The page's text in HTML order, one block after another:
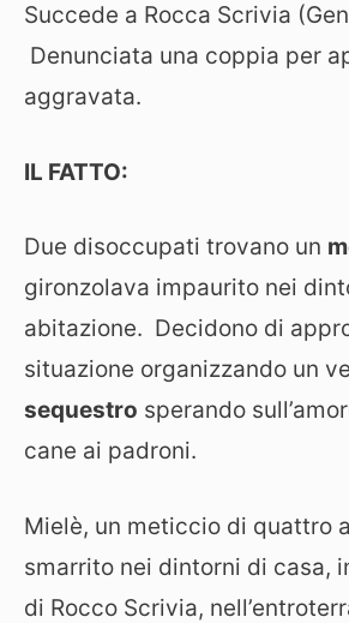
Succede a Rocca Scrivia
Denunciata una coppia per
aggravata.
IL FATTO:
Due disoccupati trovano un
gironzolava impaurito nei
abitazione. Decidono di
situazione organizzando un
sequestro sperando
cane ai padroni.
Mielè, un meticcio di quattro
smarrito nei dintorni di casa,
di Rocco Scrivia,